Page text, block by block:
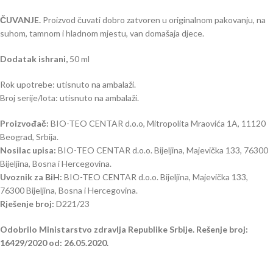
ČUVANJE. Proizvod čuvati dobro zatvoren u originalnom pakovanju, na
suhom, tamnom i hladnom mjestu, van domašaja djece.
Dodatak ishrani, 50 ml
Rok upotrebe: utisnuto na ambalaži.
Broj serije/lota: utisnuto na ambalaži.
Proizvođač: BIO-TEO CENTAR d.o.o, Mitropolita Mraovića 1A, 11120
Beograd, Srbija.
Nosilac upisa: BIO-TEO CENTAR d.o.o. Bijeljina, Majevička 133, 76300
Bijeljina, Bosna i Hercegovina.
Uvoznik za BiH: BIO-TEO CENTAR d.o.o. Bijeljina, Majevička 133,
76300 Bijeljina, Bosna i Hercegovina.
Rješenje broj: D221/23
Odobrilo Ministarstvo zdravlja Republike Srbije. Rešenje broj:
16429/2020 od: 26.05.2020.